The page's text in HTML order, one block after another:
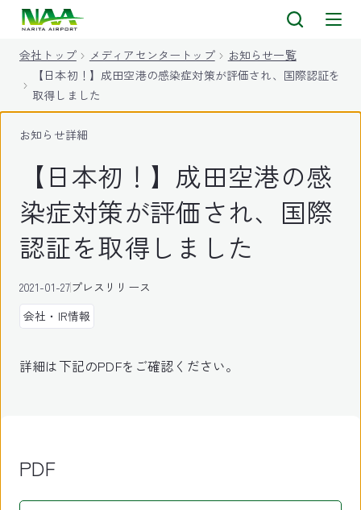
会社トップ メディアセンタートップ
お知らせ一覧
【日本初！】成田空港の感染症対策が評価され、国際認証を
取得しました
お知らせ詳細
【日本初！】成田空港の感
染症対策が評価され、国際
認証を取得しました
2021-01-27プレスリリース
会社・IR情報
詳細は下記のPDFをご確認ください。
PDF